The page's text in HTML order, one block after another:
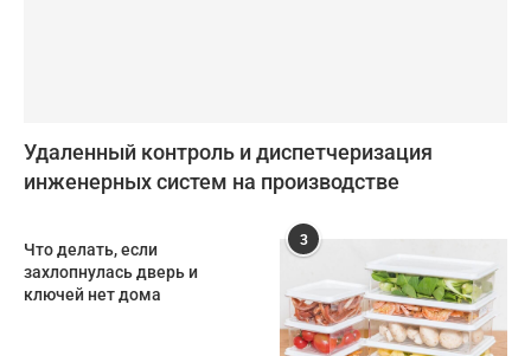
Удаленный контроль и диспетчеризация
инженерных систем на производстве
Что делать, если
захлопнулась дверь и
ключей нет дома
3